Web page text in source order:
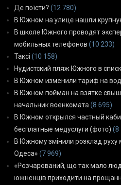
Де поїсти? (12 780)
В Южном на улице нашли
В школе Южного проводят
мобильных телефонов (10 233)
Таксі (10 158)
Нудистский пляж Южного в
В Южном изменили тариф на
В Южном пойман на взятке
начальник военкомата (8 695)
В Южном открылся частный
бесплатные медуслуги (фото) (8
В Южному змінили розклад
Одеса» (7 969)
«Розчарований, що так мало
южненців приходити на